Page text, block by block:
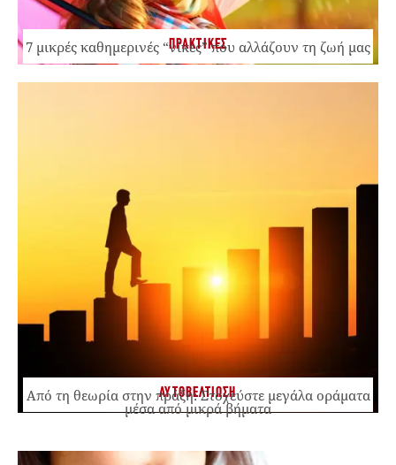
ΠΡΑΚΤΙΚΕΣ
7 μικρές καθημερινές “νίκες” που αλλάζουν τη ζωή μας
ΑΥΤΟΒΕΛΤΙΩΣΗ
Από τη θεωρία στην πράξη: Στοχεύστε μεγάλα οράματα
μέσα από μικρά βήματα